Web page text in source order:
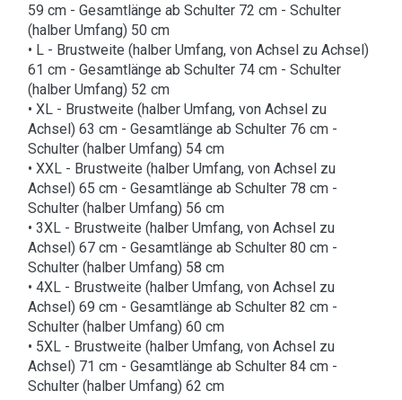
59 cm - Gesamtlänge ab Schulter 72 cm - Schulter
(halber Umfang) 50 cm
• L - Brustweite (halber Umfang, von Achsel zu Achsel)
61 cm - Gesamtlänge ab Schulter 74 cm - Schulter
(halber Umfang) 52 cm
• XL - Brustweite (halber Umfang, von Achsel zu
Achsel) 63 cm - Gesamtlänge ab Schulter 76 cm -
Schulter (halber Umfang) 54 cm
• XXL - Brustweite (halber Umfang, von Achsel zu
Achsel) 65 cm - Gesamtlänge ab Schulter 78 cm -
Schulter (halber Umfang) 56 cm
• 3XL - Brustweite (halber Umfang, von Achsel zu
Achsel) 67 cm - Gesamtlänge ab Schulter 80 cm -
Schulter (halber Umfang) 58 cm
• 4XL - Brustweite (halber Umfang, von Achsel zu
Achsel) 69 cm - Gesamtlänge ab Schulter 82 cm -
Schulter (halber Umfang) 60 cm
• 5XL - Brustweite (halber Umfang, von Achsel zu
Achsel) 71 cm - Gesamtlänge ab Schulter 84 cm -
Schulter (halber Umfang) 62 cm